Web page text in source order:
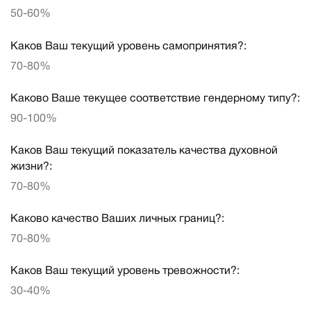
50-60%
Каков Ваш текущий уровень самопринятия?:
70-80%
Каково Ваше текущее соответствие гендерному типу?:
90-100%
Каков Ваш текущий показатель качества духовной
жизни?:
70-80%
Каково качество Ваших личных границ?:
70-80%
Каков Ваш текущий уровень тревожности?:
30-40%